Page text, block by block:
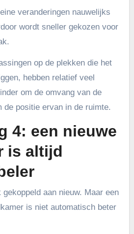
veranderingen nauwelijks
wordt sneller gekozen voor
op de plekken die het
hebben relatief veel
om de omvang van de
de positie ervan in de ruimte.
4: een nieuwe
is altijd
aan nieuw. Maar een
is niet automatisch beter